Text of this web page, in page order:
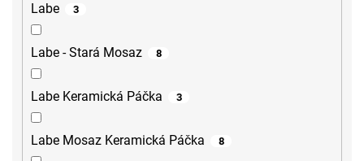
Labe 3
Labe - Stará Mosaz 8
Labe Keramická Páčka 3
Labe Mosaz Keramická Páčka 8